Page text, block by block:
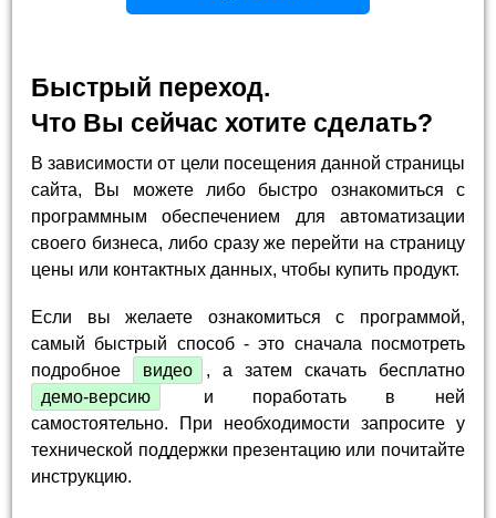
Быстрый переход.
Что Вы сейчас хотите сделать?
В зависимости от цели посещения данной страницы
сайта, Вы можете либо быстро ознакомиться с
программным обеспечением для автоматизации
своего бизнеса, либо сразу же перейти на страницу
цены или контактных данных, чтобы купить продукт.
Если вы желаете ознакомиться с программой,
самый быстрый способ - это сначала посмотреть
подробное
видео
, а затем скачать бесплатно
демо-версию
и поработать в ней
самостоятельно. При необходимости запросите у
технической поддержки презентацию или почитайте
инструкцию.